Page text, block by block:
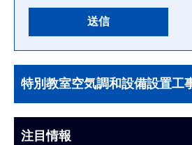
文
こ
ま
サ
ブ
ビ
特別教室空気調和設備設置工
注目情報